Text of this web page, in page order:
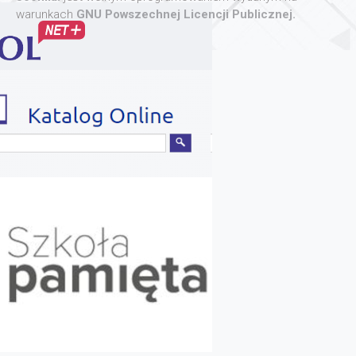
warunkach GNU Powszechnej Licencji Publicznej.